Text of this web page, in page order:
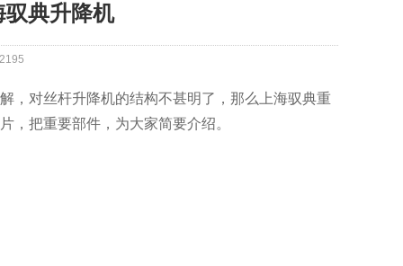
典升降机
2195
，对丝杆升降机的结构不甚明了，那么上海驭典重
，把重要部件，为大家简要介绍。